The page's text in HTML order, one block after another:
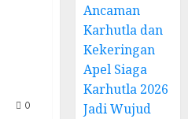
0
Ancaman
Karhutla dan
Kekeringan
Apel Siaga
Karhutla 2026
Jadi Wujud